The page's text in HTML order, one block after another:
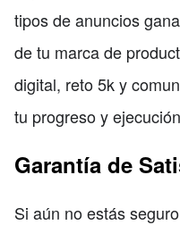
tipos de anuncios
de tu marca de
digital, reto 5k y
tu progreso y
Garantía de
Si aún no estás